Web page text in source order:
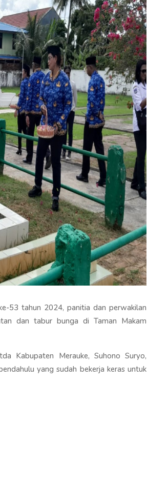
53 tahun 2024, panitia dan perwakilan
dan tabur bunga di Taman Makam
Kabupaten Merauke, Suhono Suryo,
yang sudah bekerja keras untuk